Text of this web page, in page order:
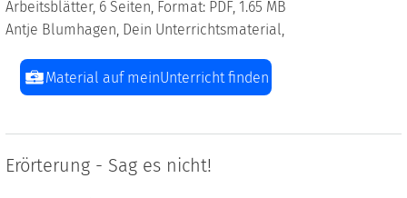
Arbeitsblätter, 6 Seiten, Format: PDF, 1.65 MB
Antje Blumhagen, Dein Unterrichtsmaterial,
Material auf meinUnterricht finden
Erörterung - Sag es nicht!